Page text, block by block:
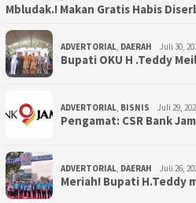
Mbludak.! Makan Gratis Habis
ADVERTORIAL, DAERAH Juli 30,
Bupati OKU H .Teddy
ADVERTORIAL, BISNIS Juli 29,
Pengamat: CSR Bank
ADVERTORIAL, DAERAH Juli 26,
Meriah! Bupati H.Teddy